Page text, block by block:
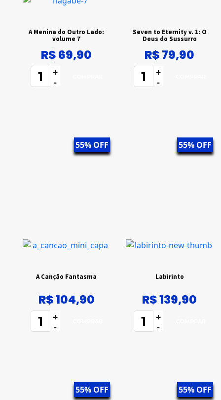
A Menina do Outro Lado:
volume 7
R$ 69,90
+
-
Seven to Eternity v. 1: O
Deus do Sussurro
R$ 79,90
+
-
55% OFF
A Canção Fantasma
R$ 104,90
+
-
55% OFF
Labirinto
R$ 139,90
+
-
55% OFF 55% OFF